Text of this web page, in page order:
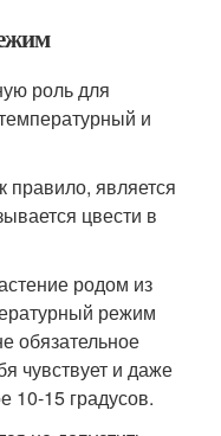
роль для
и
является
цвести в
родом из
режим
обязательное
чувствует и даже
10-15 градусов.